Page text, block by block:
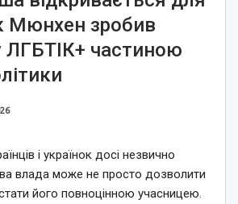
Мюнхен зробив
ЛГБТІК+ частиною
і українок досі незвично
влада може не просто дозволити
його повноцінною учасницею.